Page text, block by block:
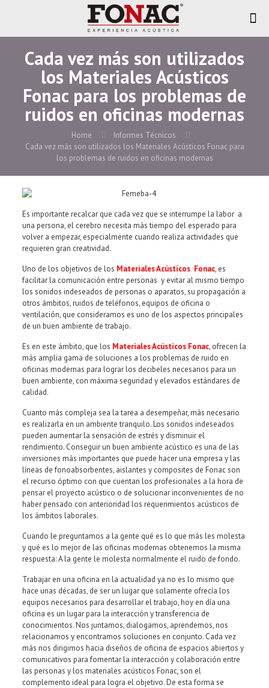
Cada vez más son utilizados
los Materiales Acústicos
Fonac para los problemas de
ruidos en oficinas modernas
Home
Informes Técnicos
Cada vez más son utilizados los Materiales Acústicos Fonac para
los problemas de ruidos en oficinas modernas
Es importante recalcar que cada vez que se interrumpe la labor a
una persona, el cerebro necesita más tiempo del esperado para
volver a empezar, especialmente cuando realiza actividades que
requieren gran creatividad.
Uno de los objetivos de los Materiales Acústicos Fonac, es
facilitar la comunicación entre personas y evitar al mismo tiempo
los sonidos indeseados de personas o aparatos, su propagación a
otros ámbitos, ruidos de teléfonos, equipos de oficina o
ventilación, que consideramos es uno de los aspectos principales
de un buen ambiente de trabajo.
Es en este ámbito, que los Materiales Acústicos Fonac, ofrecen la
más amplia gama de soluciones a los problemas de ruido en
oficinas modernas para lograr los decibeles necesarios para un
buen ambiente, con máxima seguridad y elevados estándares de
calidad.
Cuanto más compleja sea la tarea a desempeñar, más necesario
es realizarla en un ambiente tranquilo. Los sonidos indeseados
pueden aumentar la sensación de estrés y disminuir el
rendimiento. Conseguir un buen ambiente acústico es una de las
inversiones más importantes que puede hacer una empresa y las
líneas de fonoabsorbentes, aislantes y composites de Fonac son
el recurso óptimo con que cuentan los profesionales a la hora de
pensar el proyecto acústico o de solucionar inconvenientes de no
haber pensado con anterioridad los requerimientos acústicos de
los ámbitos laborales.
Cuando le preguntamos a la gente qué es lo que más les molesta
y qué es lo mejor de las oficinas modernas obtenemos la misma
respuesta: A la gente le molesta normalmente el ruido de fondo.
Trabajar en una oficina en la actualidad ya no es lo mismo que
hace unas décadas, de ser un lugar que solamente ofrecía los
equipos necesarios para desarrollar el trabajo, hoy en día una
oficina es un lugar para la interacción y transferencia de
conocimientos. Nos juntamos, dialogamos, aprendemos, nos
relacionamos y encontramos soluciones en conjunto. Cada vez
más nos dirigimos hacia diseños de oficina de espacios abiertos y
comunicativos para fomentar la interacción y colaboración entre
las personas y los materiales acústicos Fonac, son el
complemento ideal para logra el objetivo. De esta forma se